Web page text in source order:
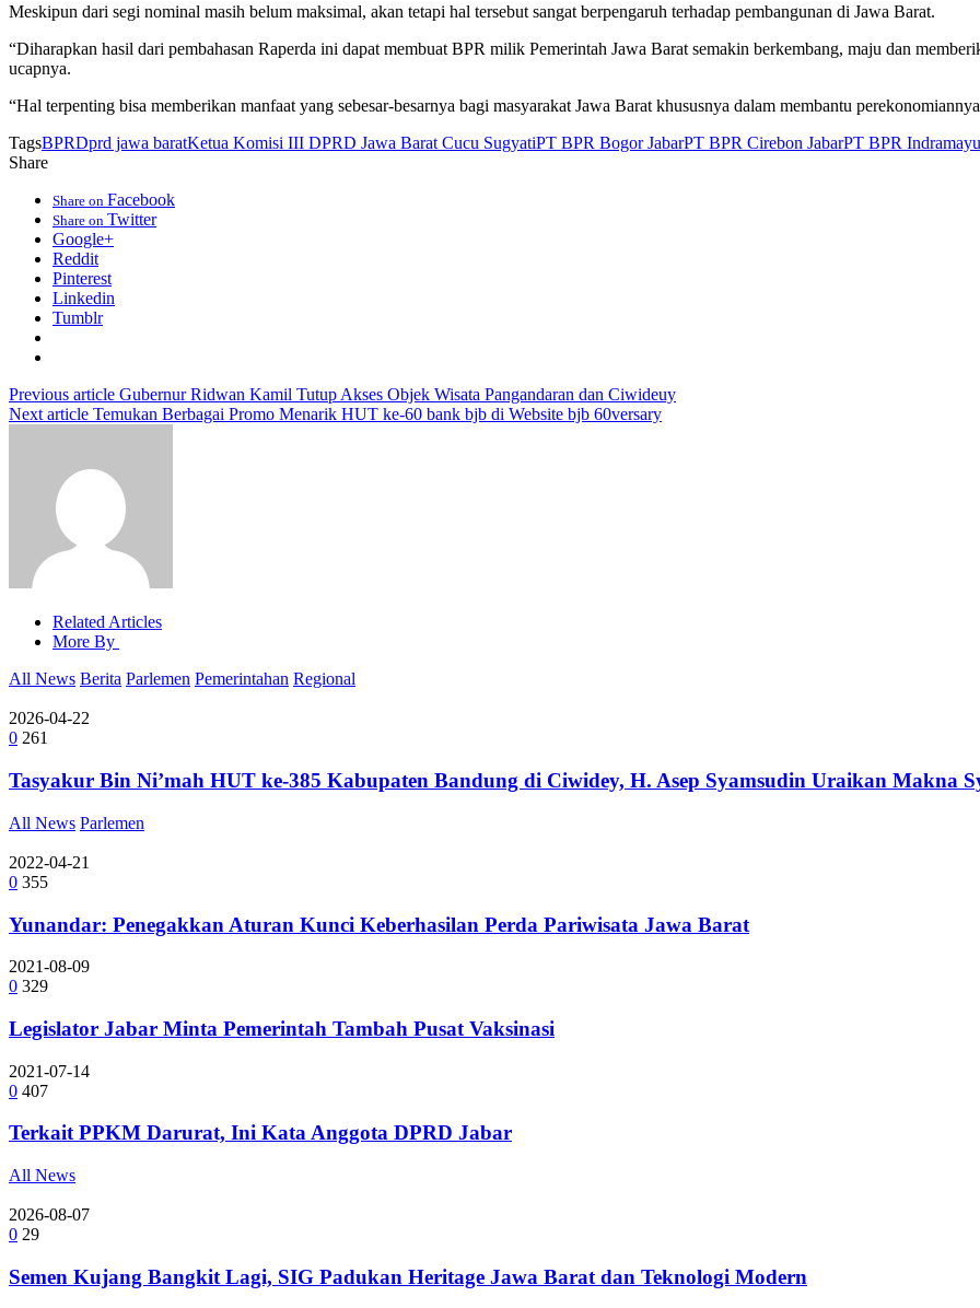
Meskipun dari segi nominal masih belum maksimal, akan tetapi hal tersebut sangat berpengaruh terhadap pembangunan di Jawa Barat.
“Diharapkan hasil dari pembahasan Raperda ini dapat membuat BPR milik Pemerintah Jawa Barat semakin berkembang, maju dan
ucapnya.
“Hal terpenting bisa memberikan manfaat yang sebesar-besarnya bagi masyarakat Jawa Barat khususnya dalam membantu
TagsBPRDprd jawa baratKetua Komisi III DPRD Jawa Barat Cucu SugyatiPT BPR Bogor JabarPT BPR Cirebon JabarPT BPR
Share
Share on Facebook
Share on Twitter
Google+
Reddit
Pinterest
Linkedin
Tumblr
Previous article Gubernur Ridwan Kamil Tutup Akses Objek Wisata Pangandaran dan Ciwideuy
Next article Temukan Berbagai Promo Menarik HUT ke-60 bank bjb di Website bjb 60versary
Related Articles
More By
All News Berita Parlemen Pemerintahan Regional
2026-04-22
0 261
Tasyakur Bin Ni’mah HUT ke-385 Kabupaten Bandung di Ciwidey, H. Asep Syamsudin Uraikan Makna
All News Parlemen
2022-04-21
0 355
Yunandar: Penegakkan Aturan Kunci Keberhasilan Perda Pariwisata Jawa Barat
2021-08-09
0 329
Legislator Jabar Minta Pemerintah Tambah Pusat Vaksinasi
2021-07-14
0 407
Terkait PPKM Darurat, Ini Kata Anggota DPRD Jabar
All News
2026-08-07
0 29
Semen Kujang Bangkit Lagi, SIG Padukan Heritage Jawa Barat dan Teknologi Modern